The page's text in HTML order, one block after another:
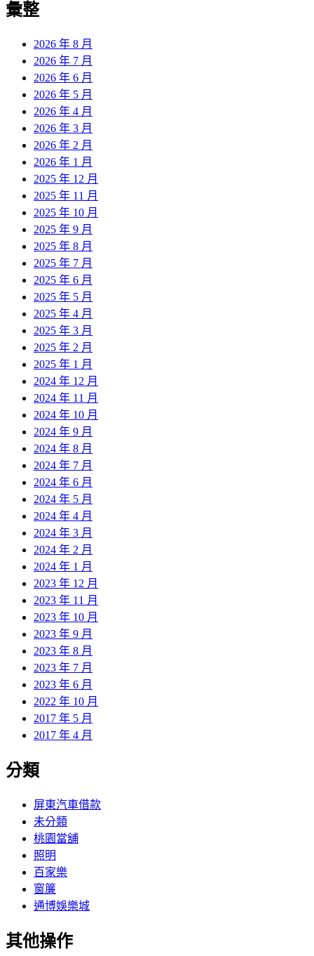
彙整
2026 年 8 月
2026 年 7 月
2026 年 6 月
2026 年 5 月
2026 年 4 月
2026 年 3 月
2026 年 2 月
2026 年 1 月
2025 年 12 月
2025 年 11 月
2025 年 10 月
2025 年 9 月
2025 年 8 月
2025 年 7 月
2025 年 6 月
2025 年 5 月
2025 年 4 月
2025 年 3 月
2025 年 2 月
2025 年 1 月
2024 年 12 月
2024 年 11 月
2024 年 10 月
2024 年 9 月
2024 年 8 月
2024 年 7 月
2024 年 6 月
2024 年 5 月
2024 年 4 月
2024 年 3 月
2024 年 2 月
2024 年 1 月
2023 年 12 月
2023 年 11 月
2023 年 10 月
2023 年 9 月
2023 年 8 月
2023 年 7 月
2023 年 6 月
2022 年 10 月
2017 年 5 月
2017 年 4 月
分類
屏東汽車借款
未分類
桃園當舖
照明
百家樂
窗簾
通博娛樂城
其他操作